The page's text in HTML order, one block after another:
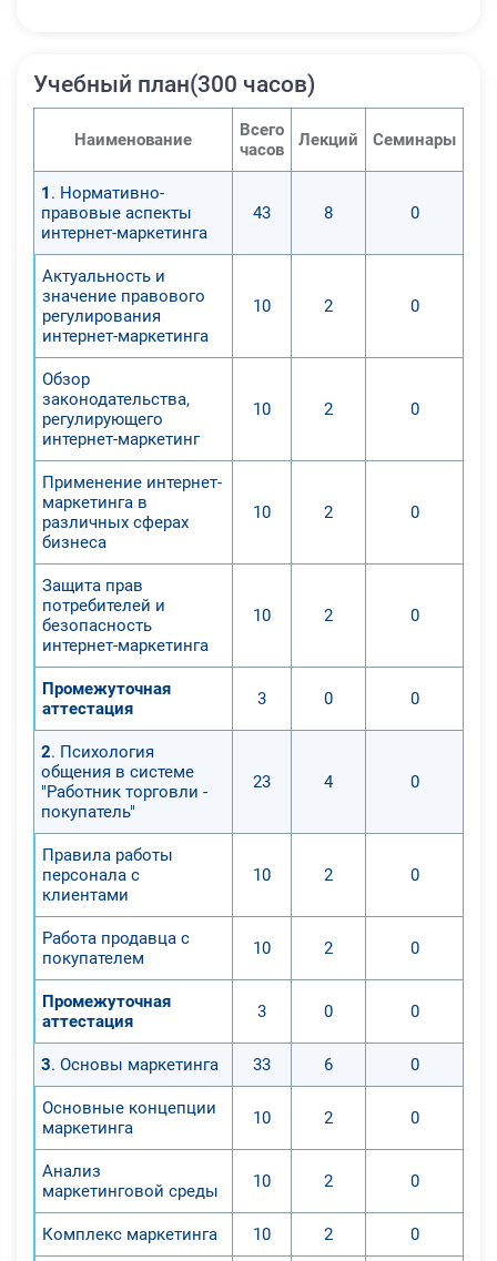
Учебный план(300 часов)
Наименование
Всего
часов
Лекций Семинары
1 . Нормативно-
правовые аспекты
интернет-маркетинга
43 8 0
Актуальность и
значение правового
регулирования
интернет-маркетинга
10 2 0
Обзор
законодательства,
регулирующего
интернет-маркетинг
10 2 0
Применение интернет-
маркетинга в
различных сферах
бизнеса
10 2 0
Защита прав
потребителей и
безопасность
интернет-маркетинга
10 2 0
Промежуточная
аттестация
3 0 0
2. Психология
общения в системе
"Работник торговли -
покупатель"
23 4 0
Правила работы
персонала с
клиентами
10 2 0
Работа продавца с
покупателем
10 2 0
Промежуточная
аттестация
3 0 0
3. Основы маркетинга 33 6 0
Основные концепции
маркетинга
10 2 0
Анализ
маркетинговой среды
10 2 0
Комплекс маркетинга 10 2 0